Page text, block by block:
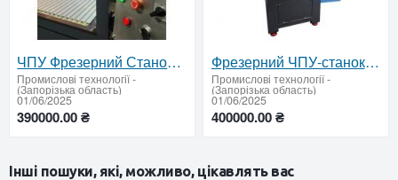
ЧПУ Фрезерний Станок 2500х1500х300 — Потужність, Якість та Надійність у Кожній Деталі
Промислові технології-
(Запорізька область)
01/06/2025
390000.00 ₴
Фрезерний ЧПУ-станок 900×600×300 мм з посиленою станіною – надійність, точність і стабільність об
Промислові технології-
(Запорізька область)
01/06/2025
400000.00 ₴
Інші пошуки, які, можливо, цікавлять вас